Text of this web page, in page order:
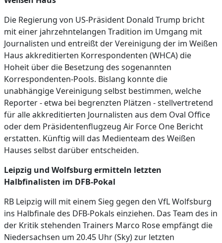
Die Regierung von US-Präsident Donald Trump bricht
mit einer jahrzehntelangen Tradition im Umgang mit
Journalisten und entreißt der Vereinigung der im Weißen
Haus akkreditierten Korrespondenten (WHCA) die
Hoheit über die Besetzung des sogenannten
Korrespondenten-Pools. Bislang konnte die
unabhängige Vereinigung selbst bestimmen, welche
Reporter - etwa bei begrenzten Plätzen - stellvertretend
für alle akkreditierten Journalisten aus dem Oval Office
oder dem Präsidentenflugzeug Air Force One Bericht
erstatten. Künftig will das Medienteam des Weißen
Hauses selbst darüber entscheiden.
Leipzig und Wolfsburg ermitteln letzten
Halbfinalisten im DFB-Pokal
RB Leipzig will mit einem Sieg gegen den VfL Wolfsburg
ins Halbfinale des DFB-Pokals einziehen. Das Team des in
der Kritik stehenden Trainers Marco Rose empfängt die
Niedersachsen um 20.45 Uhr (Sky) zur letzten